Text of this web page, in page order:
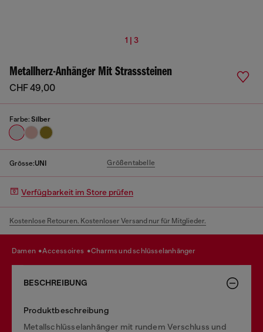
1 | 3
Metallherz-Anhänger Mit Strasssteinen
CHF 49,00
Farbe: Silber
Grösse:UNI Größentabelle
Verfügbarkeit im Store prüfen
Kostenlose Retouren. Kostenloser Versand nur für Mitglieder.
damen accessoires charms und schlüsselanhänger
BESCHREIBUNG
Produktbeschreibung
Metallschlüsselanhänger mit rundem Verschluss und